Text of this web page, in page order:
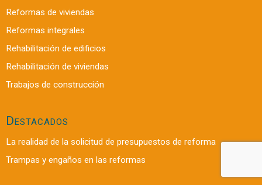
Reformas de viviendas
Reformas integrales
Rehabilitación de edificios
Rehabilitación de viviendas
Trabajos de construcción
Destacados
La realidad de la solicitud de presupuestos de reforma
Trampas y engaños en las reformas